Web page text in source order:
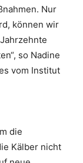
Nur
können wir
so Nadine
vom Institut
die
Kälber nicht